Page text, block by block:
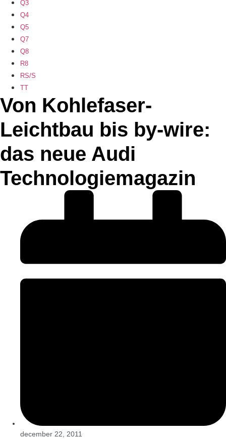
Q3
Q4
Q5
Q7
Q8
R8
RS/S
TT
Von Kohlefaser-
Leichtbau bis by-wire:
das neue Audi
Technologiemagazin
december 22, 2011